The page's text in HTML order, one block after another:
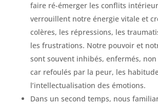
faire ré-émerger les conflits
verrouillent notre énergie vitale et
colères, les répressions, les
les frustrations. Notre pouvoir et
sont souvent inhibés, enfermés, non
car refoulés par la peur, les
l’intellectualisation des émotions.
Dans un second temps, nous